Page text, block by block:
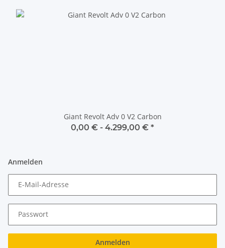
Giant Revolt Adv 0 V2 Carbon
0,00 € - 4.299,00 € *
Anmelden
E-Mail-Adresse
Passwort
Anmelden